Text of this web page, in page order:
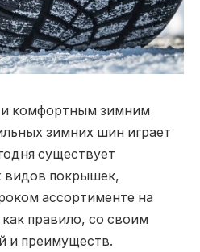
и комфортным зимним
зимних шин играет
существует
видов покрышек,
ассортименте на
правило, со своим
и преимуществ.